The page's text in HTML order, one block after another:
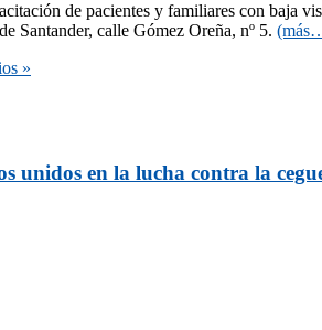
de pacientes y familiares con baja
Santander, calle Gómez Oreña, nº 5.
»
unidos en la lucha contra la